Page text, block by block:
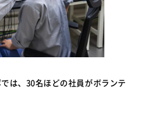
は、30名ほどの社員がボランテ